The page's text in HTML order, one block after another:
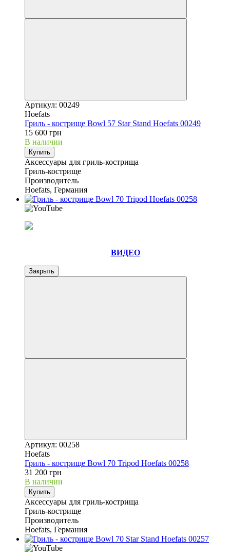
Артикул: 00249
Hoefats
Гриль - кострище Bowl 57 Star Stand Hoefats 00249
15 600 грн
В наличии
Купить
Аксессуары для гриль-кострища
Гриль-кострище
Производитель
Hoefats, Германия
ВИДЕО
Закрыть
Артикул: 00258
Hoefats
Гриль - кострище Bowl 70 Tripod Hoefats 00258
31 200 грн
В наличии
Купить
Аксессуары для гриль-кострища
Гриль-кострище
Производитель
Hoefats, Германия